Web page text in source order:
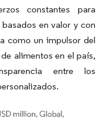
constantes para
en valor y con
como un impulsor del
alimentos en el país,
entre los